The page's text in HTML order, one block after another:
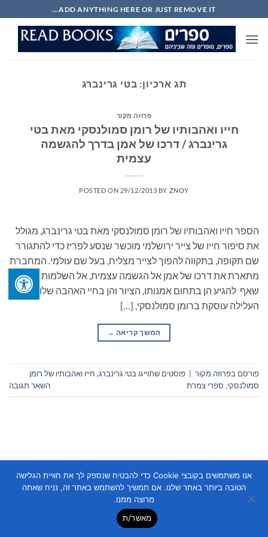
to
content
ADD ANYTHING HERE OR JUST REMOVE IT...
תג ארכיון: בטי גרינברג
פרוזה מקור
חייו ואהבותיו של רומן סמולנסקי מאת בטי
גרינברג / דרכו של אמן בדרך להגשמה
עצמית
POSTED ON 29/12/2013 BY ZNOY
הספר חייו ואהבותיו של רומן סמולנסקי מאת בטי גרינברג, מגולל
את סיפור חייו של צייר ירושלמי מוכשר שנסע לפריז כדי להתגורר
שם תקופה, בתקווה להפוך לצייר מצליח, בעל שם עולמי. המחברת
מתארת את דרכו של אמן אל הגשמה עצמית, אל השלמות אליה
שאף להגיע הן בתחום אמנותו, הציור והן בחיי האהבה שלו.
העלילה עוסקת ברומן סמולנסקי, […]
המשך קריאה →
פורסם בפרוזה מקור פוסטים שתוייגו בטי גרינברג, חייו ואהבותיו של רומן
סמולנסקי, ספרי צמרת השאר תגובה
Copyright 2026 © Flatsome Theme
אנו משתמשים בקובצי Cookie כדי להבטיח שנספק לך את חוויית הגלישה
הטובה ביותר באתר שלנו. אם תמשיך להשתמש באתר זה, נניח שאתה
מרוצה ממנו.
מאשר/ת